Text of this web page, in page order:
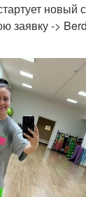
новый
заявку ->